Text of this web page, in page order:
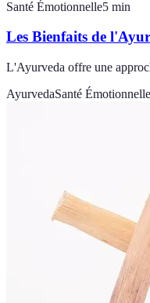
Santé Émotionnelle5 min
Les Bienfaits de
L'Ayurveda offre une
AyurvedaSanté Émotionnelle